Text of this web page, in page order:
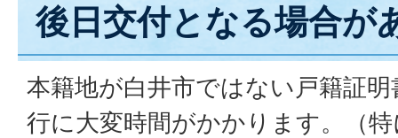
後日交付となる場合が
本籍地が白井市ではない戸籍証
行に大変時間がかかります。（